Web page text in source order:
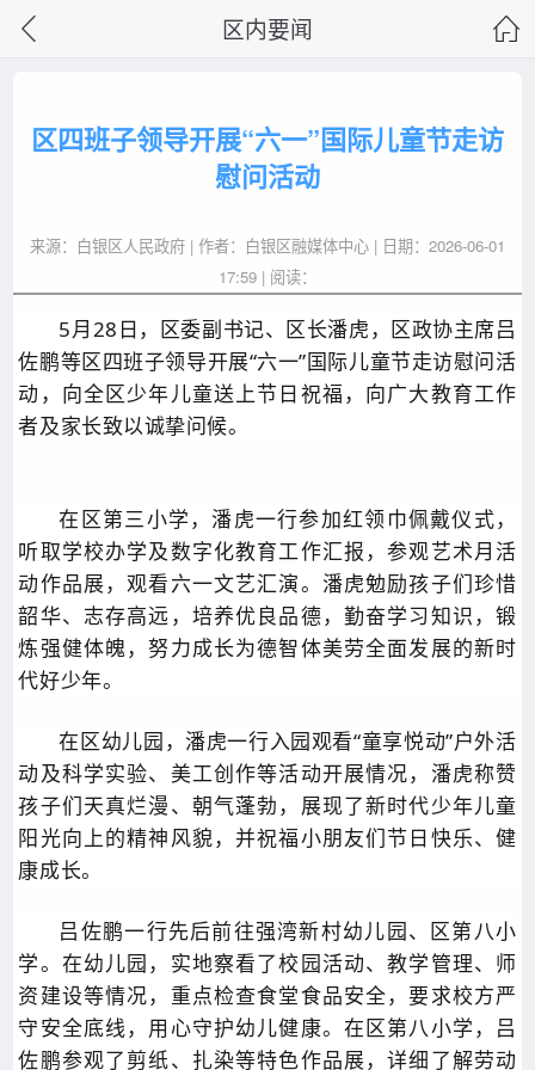
区内要闻
区四班子领导开展“六一”国际儿童节走访
慰问活动
来源：白银区人民政府 | 作者：白银区融媒体中心 | 日期：2026-06-01
17:59 | 阅读：
5月28日，区委副书记、区长潘虎，区政协主席吕
佐鹏等区四班子领导开展“六一”国际儿童节走访慰问活
动，向全区少年儿童送上节日祝福，向广大教育工作
者及家长致以诚挚问候。
在区第三小学，潘虎一行参加红领巾佩戴仪式，
听取学校办学及数字化教育工作汇报，参观艺术月活
动作品展，观看六一文艺汇演。潘虎勉励孩子们珍惜
韶华、志存高远，培养优良品德，勤奋学习知识，锻
炼强健体魄，努力成长为德智体美劳全面发展的新时
代好少年。
在区幼儿园，潘虎一行入园观看“童享悦动”户外活
动及科学实验、美工创作等活动开展情况，潘虎称赞
孩子们天真烂漫、朝气蓬勃，展现了新时代少年儿童
阳光向上的精神风貌，并祝福小朋友们节日快乐、健
康成长。
吕佐鹏一行先后前往强湾新村幼儿园、区第八小
学。在幼儿园，实地察看了校园活动、教学管理、师
资建设等情况，重点检查食堂食品安全，要求校方严
守安全底线，用心守护幼儿健康。在区第八小学，吕
佐鹏参观了剪纸、扎染等特色作品展，详细了解劳动